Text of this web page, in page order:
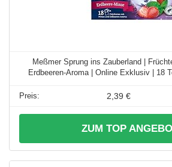
Meßmer Sprung ins Zauberland |
Erdbeeren-Aroma | Online Exklusiv | 18
2,39 €
ZUM TOP